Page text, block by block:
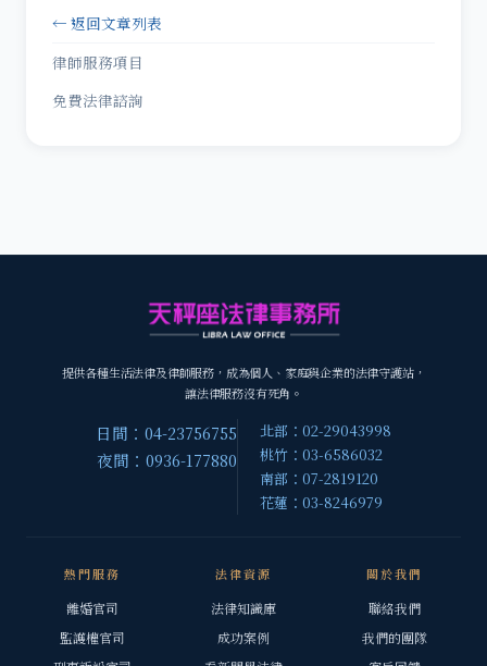
← 返回文章列表
律師服務項目
免費法律諮詢
提供各種生活法律及律師服務，成為個人、家庭與企業的法律守護站，
讓法律服務沒有死角。
日間：04-23756755
夜間：0936-177880
北部：02-29043998
桃竹：03-6586032
南部：07-2819120
花蓮：03-8246979
熱門服務
離婚官司
監護權官司
法律資源
法律知識庫
成功案例
關於我們
聯絡我們
我們的團隊